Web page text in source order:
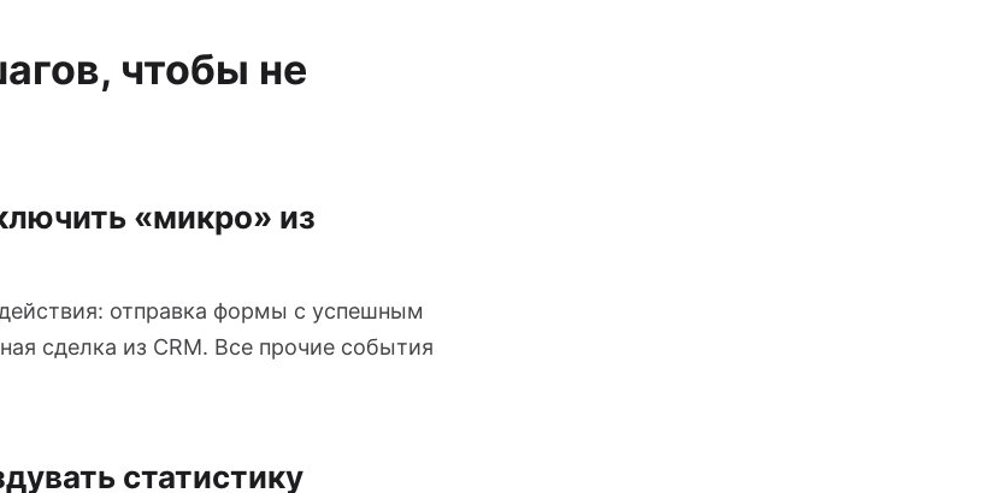
чтобы не
«микро» из
отправка формы с успешным
сделка из CRM. Все прочие события
статистику